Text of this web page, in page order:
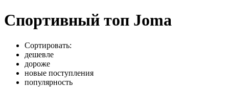
Спортивный топ Joma
Сортировать:
дешевле
дороже
новые поступления
популярность